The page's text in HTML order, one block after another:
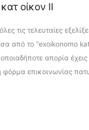
οίκον ΙΙ
τις τελευταίες
από το “exoikonomo
απορία
φόρμα επικοινωνίας